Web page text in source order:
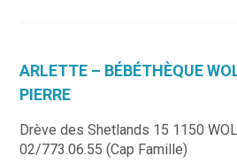
ARLETTE – BÉBÉTHÈQUE
PIERRE
Drève des Shetlands 15 1150
02/773.06.55 (Cap Famille)